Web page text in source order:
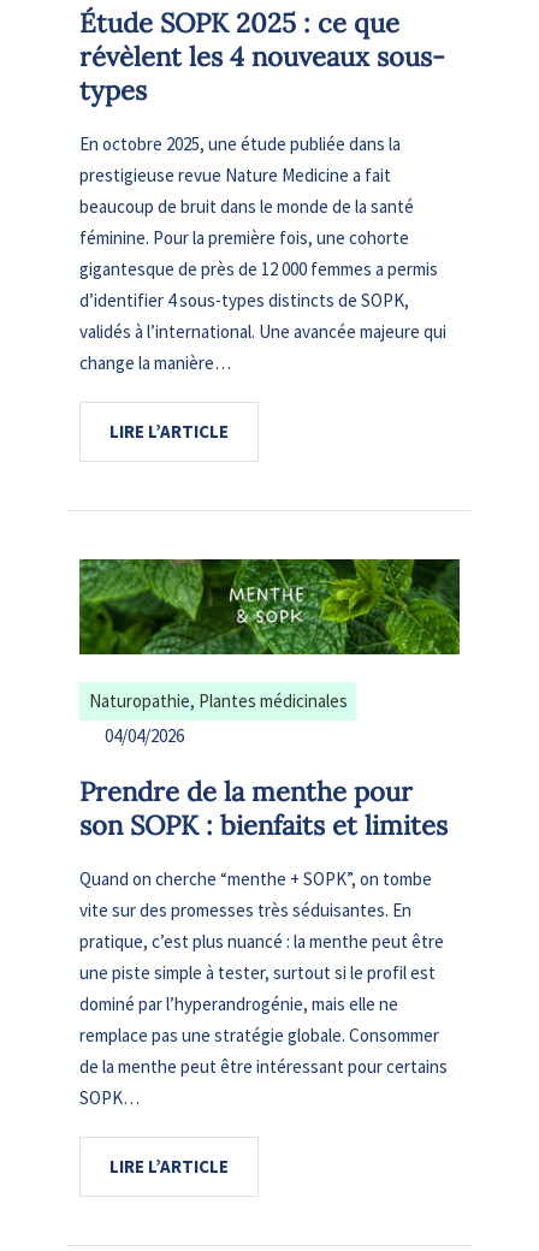
Étude SOPK 2025 : ce que
révèlent les 4 nouveaux sous-
types
En octobre 2025, une étude publiée dans la
prestigieuse revue Nature Medicine a fait
beaucoup de bruit dans le monde de la santé
féminine. Pour la première fois, une cohorte
gigantesque de près de 12 000 femmes a permis
d’identifier 4 sous-types distincts de SOPK,
validés à l’international. Une avancée majeure qui
change la manière…
LIRE L’ARTICLE
Naturopathie, Plantes médicinales
04/04/2026
Prendre de la menthe pour
son SOPK : bienfaits et limites
Quand on cherche “menthe + SOPK”, on tombe
vite sur des promesses très séduisantes. En
pratique, c’est plus nuancé : la menthe peut être
une piste simple à tester, surtout si le profil est
dominé par l’hyperandrogénie, mais elle ne
remplace pas une stratégie globale. Consommer
de la menthe peut être intéressant pour certains
SOPK…
LIRE L’ARTICLE